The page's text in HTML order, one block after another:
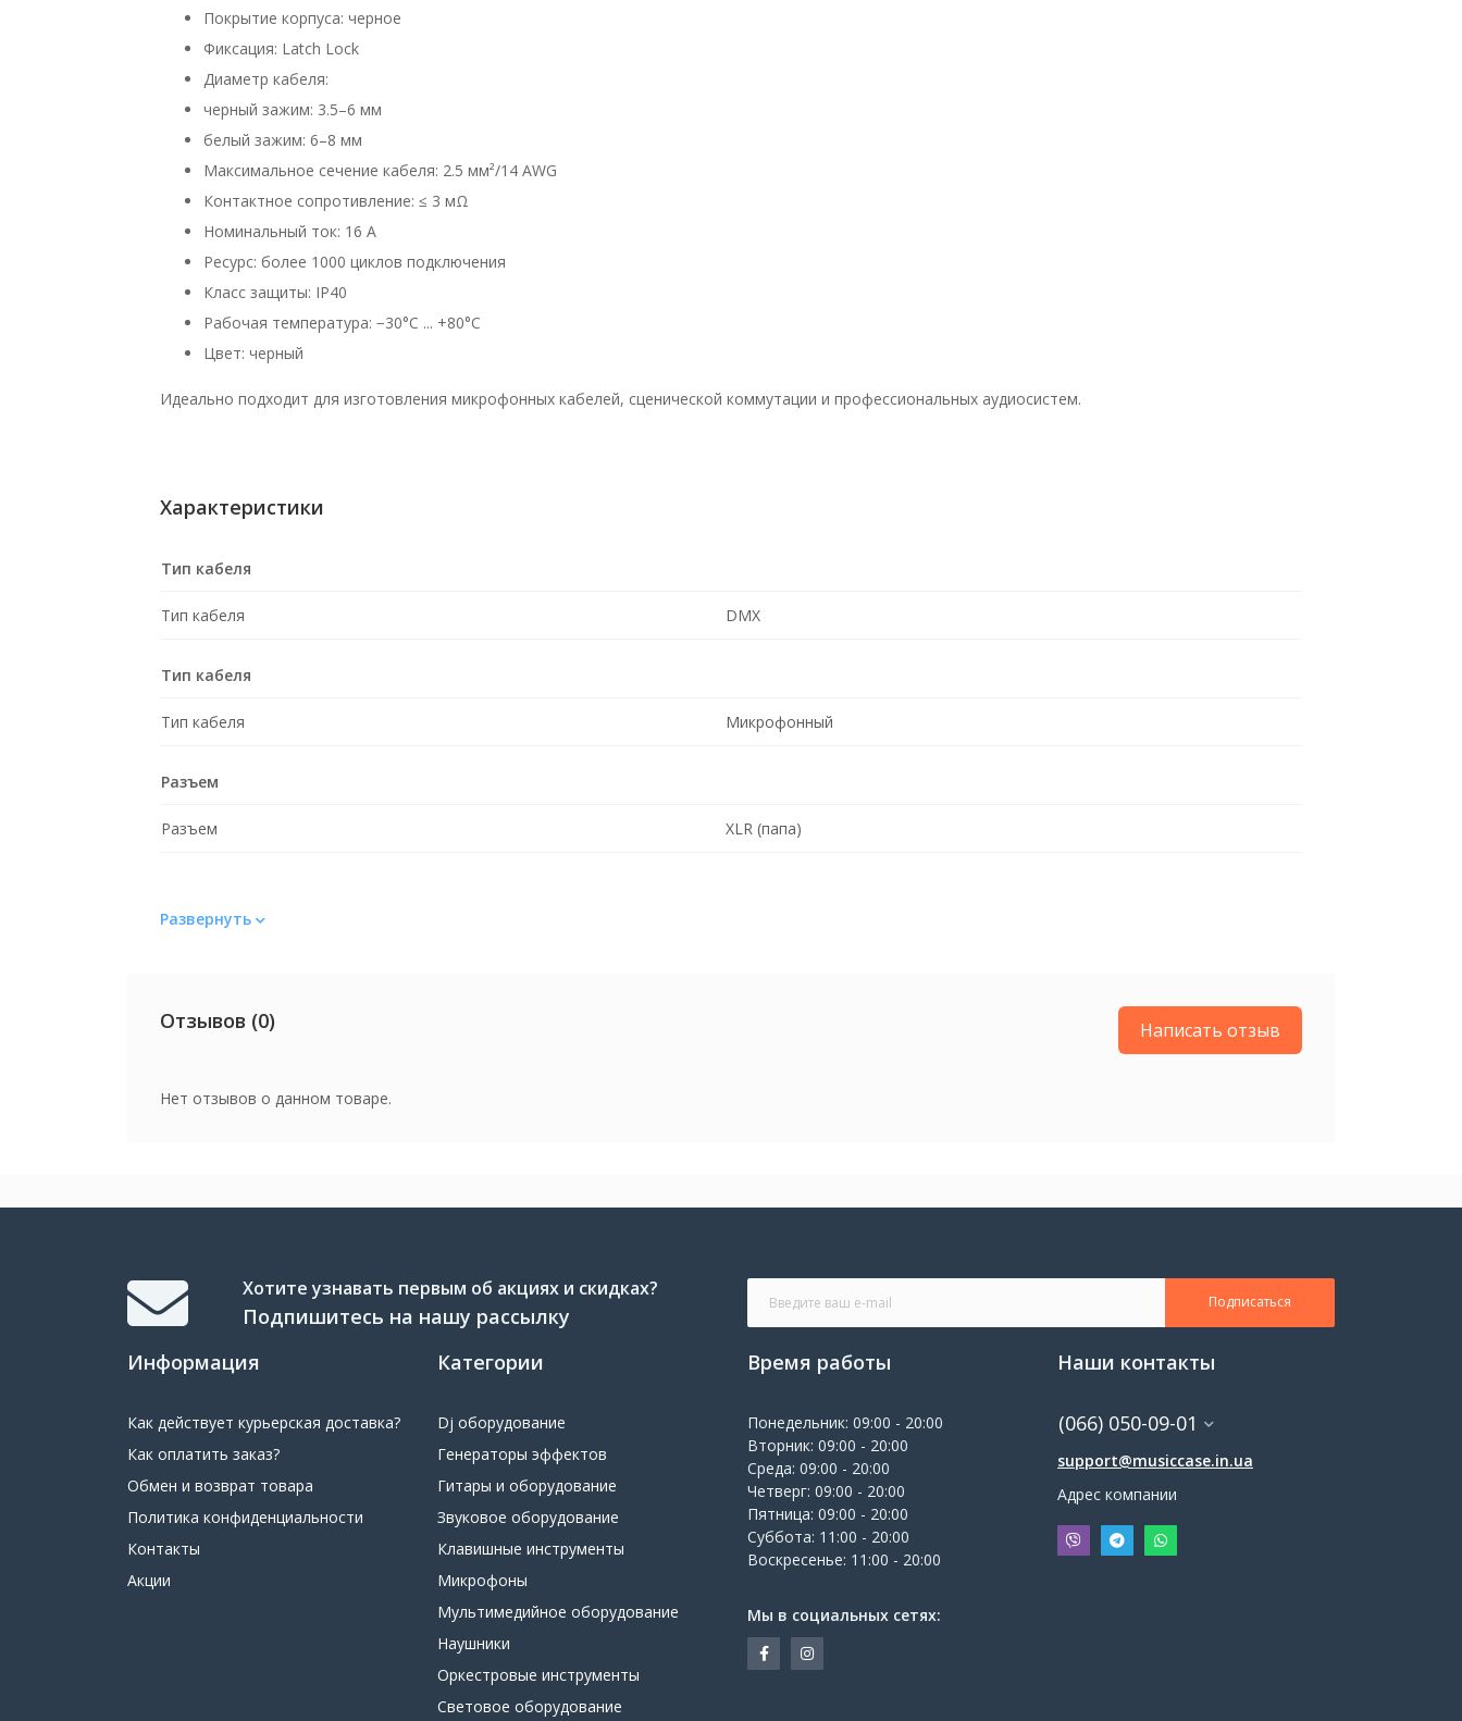
Покрытие корпуса: черное
Фиксация: Latch Lock
Диаметр кабеля:
черный зажим: 3.5–6 мм
белый зажим: 6–8 мм
Максимальное сечение кабеля: 2.5 мм²/14 AWG
Контактное сопротивление: ≤ 3 мΩ
Номинальный ток: 16 A
Ресурс: более 1000 циклов подключения
Класс защиты: IP40
Рабочая температура: −30°C ... +80°C
Цвет: черный
Идеально подходит для изготовления микрофонных кабелей, сценической коммутации и профессиональных аудиосистем.
Характеристики
Тип кабеля
Тип кабеля DMX
Тип кабеля
Тип кабеля Микрофонный
Разъем
Разъем XLR (папа)
Развернуть
Отзывов (0) Написать отзыв
Нет отзывов о данном товаре.
Хотите узнавать первым об акциях и скидках?
Подпишитесь на нашу рассылку
Подписаться
Информация
Как действует курьерская доставка?
Как оплатить заказ?
Обмен и возврат товара
Политика конфиденциальности
Контакты
Акции
Категории
Dj оборудование
Генераторы эффектов
Гитары и оборудование
Звуковое оборудование
Клавишные инструменты
Микрофоны
Мультимедийное оборудование
Наушники
Оркестровые инструменты
Световое оборудование
Время работы
Понедельник: 09:00 - 20:00
Вторник: 09:00 - 20:00
Среда: 09:00 - 20:00
Четверг: 09:00 - 20:00
Пятница: 09:00 - 20:00
Суббота: 11:00 - 20:00
Воскресенье: 11:00 - 20:00
Мы в социальных сетях:
Наши контакты
(066) 050-09-01
support@musiccase.in.ua
Адрес компании